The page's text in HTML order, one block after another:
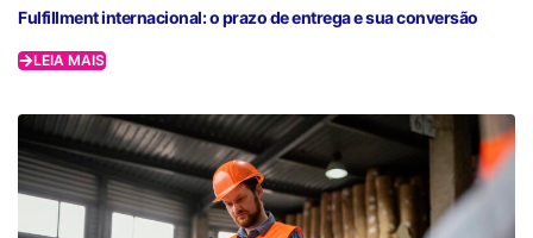
Fulfillment internacional: o prazo de entrega e sua conversão
LEIA MAIS